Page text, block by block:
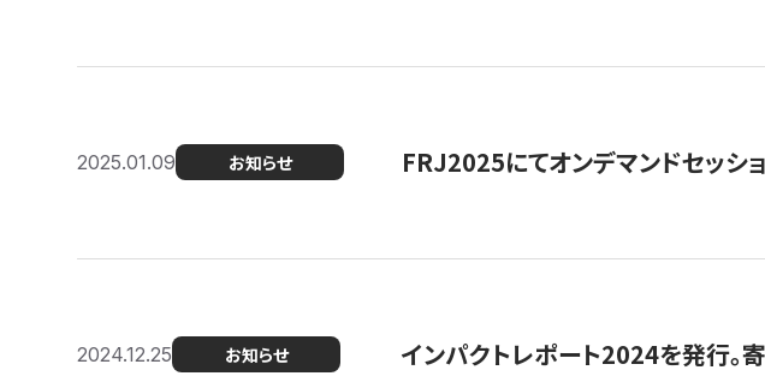
2025.01.09 お知らせ FRJ2025にてオンデマンドセッシ
2024.12.25 お知らせ インパクトレポート2024を発行